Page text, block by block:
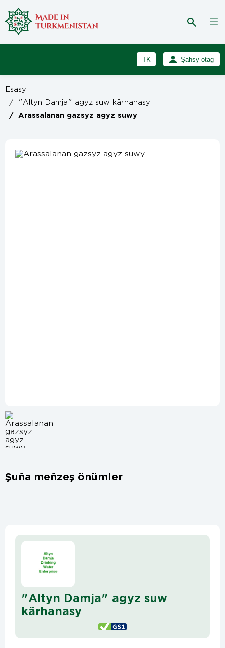
TK
RU
Şahsy otag
Esasy
/
"Altyn Damja" agyz suw kärhanasy
/ Arassalanan gazsyz agyz suwy
Şuňa meňzeş önümler
"Altyn Damja" agyz suw
kärhanasy